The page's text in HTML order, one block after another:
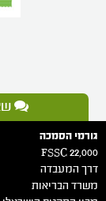
גורמי הסמכה
FSSC 22,000
דרך המעבדה
משרד הבריאות